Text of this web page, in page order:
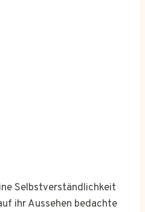
Selbstverständlichkeit
ihr Aussehen bedachte